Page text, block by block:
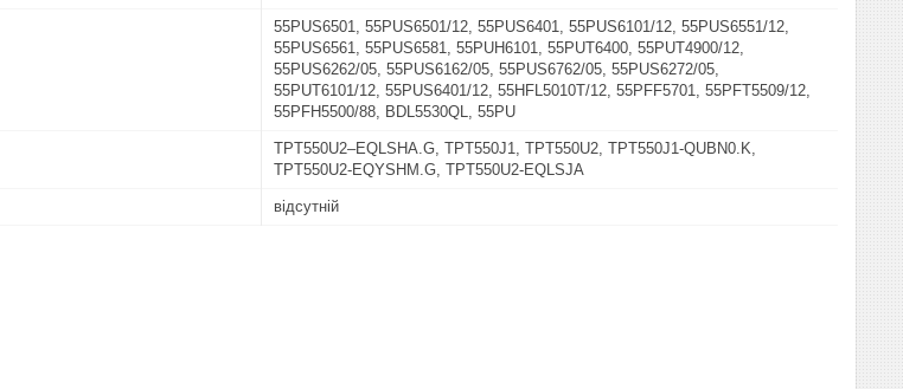
55PUS6501, 55PUS6501/12, 55PUS6401, 55PUS6101/12, 55PUS6551/12,
55PUS6561, 55PUS6581, 55PUH6101, 55PUT6400, 55PUT4900/12,
55PUS6262/05, 55PUS6162/05, 55PUS6762/05, 55PUS6272/05,
55PUT6101/12, 55PUS6401/12, 55HFL5010T/12, 55PFF5701, 55PFT5509/12,
55PFH5500/88, BDL5530QL, 55PU
TPT550U2–EQLSHA.G, TPT550J1, TPT550U2, TPT550J1-QUBN0.K,
TPT550U2-EQYSHM.G, TPT550U2-EQLSJA
відсутній